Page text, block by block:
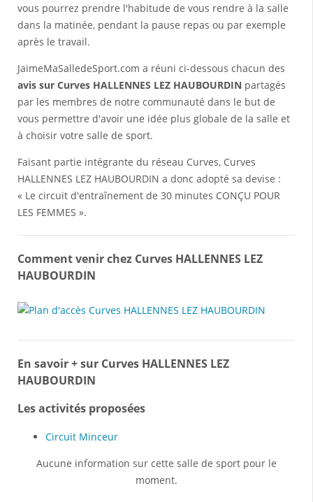
vous pourrez prendre l'habitude de vous rendre à la salle
dans la matinée, pendant la pause repas ou par exemple
après le travail.
JaimeMaSalledeSport.com a réuni ci-dessous chacun des
avis sur Curves HALLENNES LEZ HAUBOURDIN partagés
par les membres de notre communauté dans le but de
vous permettre d'avoir une idée plus globale de la salle et
à choisir votre salle de sport.
Faisant partie intégrante du réseau Curves, Curves
HALLENNES LEZ HAUBOURDIN a donc adopté sa devise :
« Le circuit d'entraînement de 30 minutes CONÇU POUR
LES FEMMES ».
Comment venir chez Curves HALLENNES LEZ
HAUBOURDIN
En savoir + sur Curves HALLENNES LEZ
HAUBOURDIN
Les activités proposées
Circuit Minceur
Aucune information sur cette salle de sport pour le
moment.